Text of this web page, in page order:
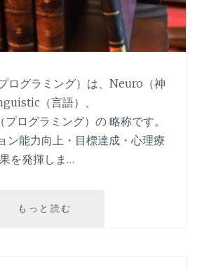
ログラミング）は、Neuro（神
（言語）、
ログラミング）の 略称です。
ン能力向上・目標達成・心理療
を発揮しま…
もっと読む